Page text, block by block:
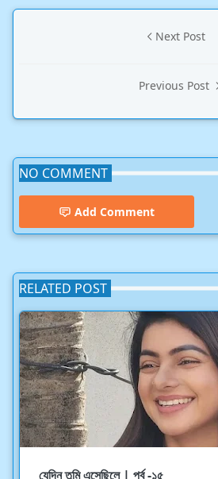
Next Post
Previous Post
NO COMMENT
Add Comment
RELATED POST
যেদিন তুমি এসেছিলে | পর্ব -১৫